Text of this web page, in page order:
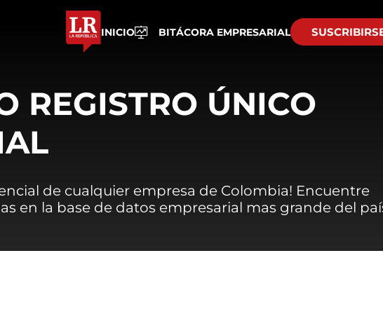
INICIO BITÁCORA EMPRESARIAL
REGISTRO ÚNICO
de cualquier empresa de Colombia! Encuentre
en la base de datos empresarial mas grande del